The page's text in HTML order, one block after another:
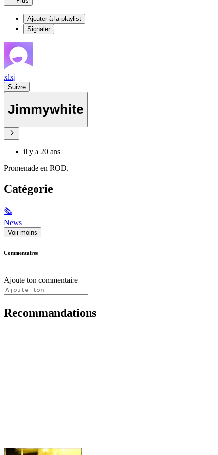
Ajouter à la playlist
Signaler
xlxj
Suivre
Jimmywhite
il y a 20 ans
Promenade en ROD.
Catégorie
🗞
News
Voir moins
Commentaires
Ajoute ton commentaire
Recommandations